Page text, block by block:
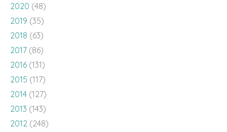
2020 (48)
2019 (35)
2018 (63)
2017 (86)
2016 (131)
2015 (117)
2014 (127)
2013 (143)
2012 (248)